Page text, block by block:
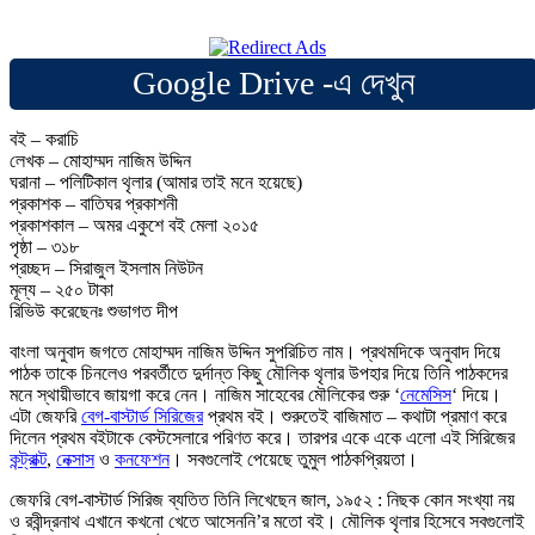
Google Drive -এ দেখুন
বই – করাচি
লেখক – মোহাম্মদ নাজিম উদ্দিন
ঘরানা – পলিটিকাল থৃলার (আমার তাই মনে হয়েছে)
প্রকাশক – বাতিঘর প্রকাশনী
প্রকাশকাল – অমর একুশে বই মেলা ২০১৫
পৃষ্ঠা – ৩১৮
প্রচ্ছদ – সিরাজুল ইসলাম নিউটন
মূল্য – ২৫০ টাকা
রিভিউ করেছেনঃ শুভাগত দীপ
বাংলা অনুবাদ জগতে মোহাম্মদ নাজিম উদ্দিন সুপরিচিত নাম। প্রথমদিকে অনুবাদ দিয়ে
পাঠক তাকে চিনলেও পরবর্তীতে দুর্দান্ত কিছু মৌলিক থৃলার উপহার দিয়ে তিনি পাঠকদের
মনে স্থায়ীভাবে জায়গা করে নেন। নাজিম সাহেবের মৌলিকের শুরু ‘নেমেসিস‘ দিয়ে।
এটা জেফরিবেগ-বাস্টার্ড সিরিজেরপ্রথম বই। শুরুতেই বাজিমাত – কথাটা প্রমাণ করে
দিলেন প্রথম বইটাকে বেস্টসেলারে পরিণত করে। তারপর একে একে এলো এই সিরিজের
কন্ট্রাক্ট, নেক্সাসও কনফেশন। সবগুলোই পেয়েছে তুমুল পাঠকপ্রিয়তা।
জেফরি বেগ-বাস্টার্ড সিরিজ ব্যতিত তিনি লিখেছেন জাল, ১৯৫২ : নিছক কোন সংখ্যা নয়
ও রবীন্দ্রনাথ এখানে কখনো খেতে আসেননি’র মতো বই। মৌলিক থৃলার হিসেবে সবগুলোই